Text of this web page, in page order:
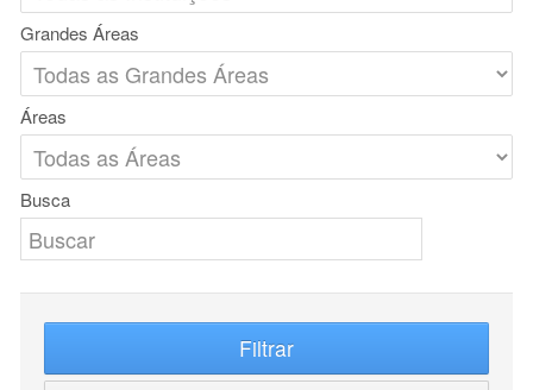
Grandes Áreas
Áreas
Busca
Filtrar